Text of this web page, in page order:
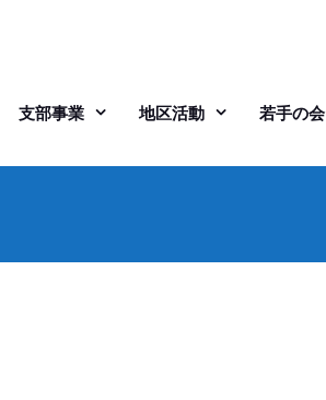
支部事業 地区活動 若手の会